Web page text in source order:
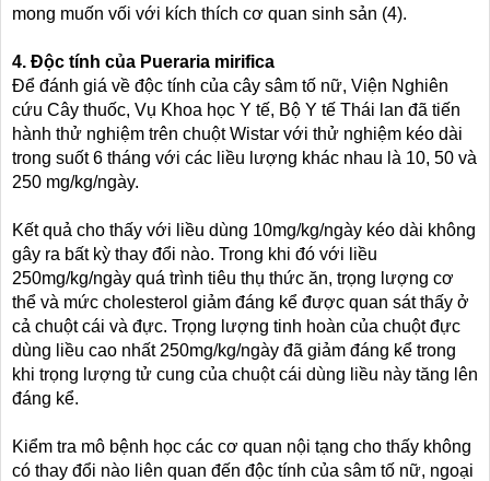
mong muốn vối với kích thích cơ quan sinh sản (4).
4. Độc tính của Pueraria mirifica
Để đánh giá về độc tính của cây sâm tố nữ, Viện Nghiên
cứu Cây thuốc, Vụ Khoa học Y tế, Bộ Y tế Thái lan đã tiến
hành thử nghiệm trên chuột Wistar với thử nghiệm kéo dài
trong suốt 6 tháng với các liều lượng khác nhau là 10, 50 và
250 mg/kg/ngày.
Kết quả cho thấy với liều dùng 10mg/kg/ngày kéo dài không
gây ra bất kỳ thay đổi nào. Trong khi đó với liều
250mg/kg/ngày quá trình tiêu thụ thức ăn, trọng lượng cơ
thể và mức cholesterol giảm đáng kể được quan sát thấy ở
cả chuột cái và đực. Trọng lượng tinh hoàn của chuột đực
dùng liều cao nhất 250mg/kg/ngày đã giảm đáng kể trong
khi trọng lượng tử cung của chuột cái dùng liều này tăng lên
đáng kể.
Kiểm tra mô bệnh học các cơ quan nội tạng cho thấy không
có thay đổi nào liên quan đến độc tính của sâm tố nữ, ngoại